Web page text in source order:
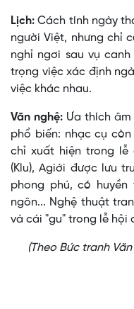
Lịch:Cách tính ngày
người Việt, nhưng chỉ
nghỉ ngơi sau vụ
trọng việc xác định
việc khác nhau.
Văn nghệ: Ưa thích
phổ biến: nhạc cụ
chỉ xuất hiện trong lễ
(Klu), Agiới được lưu
phong phú, có huyền
ngôn... Nghệ thuật
và cái "gu" trong lễ hội
(Theo Bức tranh